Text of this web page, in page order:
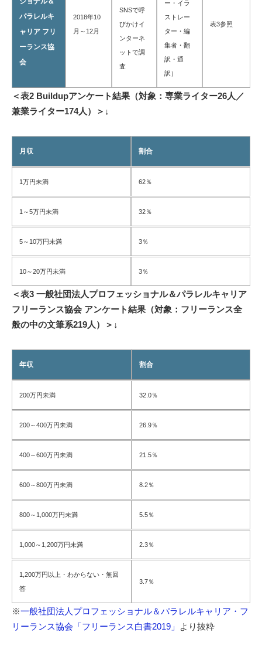
パラレルキ
ャリア フリ
ーランス協
会
2018年10
月～12月
SNSで呼
びかけイ
ンターネ
ットで調
査
ー・イラ
ストレー
ター・編
集者・翻
訳・通
訳）
表3参照
＜表2 Buildupアンケート結果（対象：専業ライター26人／
兼業ライター174人）＞↓
月収 割合
1万円未満 62％
1～5万円未満 32％
5～10万円未満 3％
10～20万円未満 3％
＜表3 一般社団法人プロフェッショナル＆パラレルキャリア
フリーランス協会 アンケート結果（対象：フリーランス全
般の中の文筆系219人）＞↓
年収 割合
200万円未満 32.0％
200～400万円未満 26.9％
400～600万円未満 21.5％
600～800万円未満 8.2％
800～1,000万円未満 5.5％
1,000～1,200万円未満 2.3％
1,200万円以上・わからない・無回
答
3.7％
※一般社団法人プロフェッショナル＆パラレルキャリア・フ
リーランス協会「フリーランス白書2019」
より抜粋